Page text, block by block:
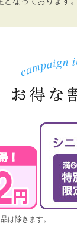
は除きます。